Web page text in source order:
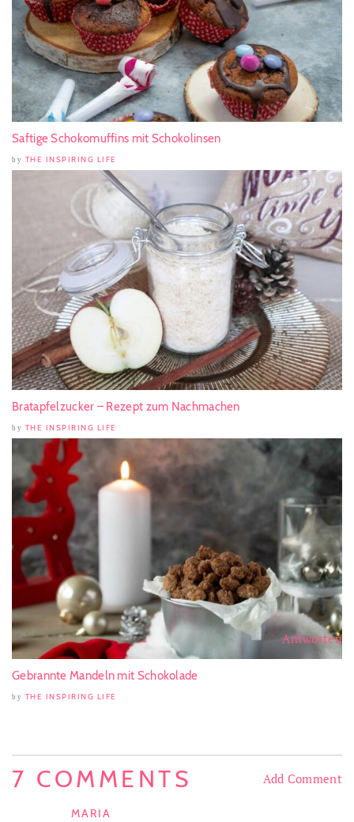
Saftige Schokomuffins mit Schokolinsen
by THE INSPIRING LIFE
Bratapfelzucker – Rezept zum Nachmachen
by THE INSPIRING LIFE
Gebrannte Mandeln mit Schokolade
by THE INSPIRING LIFE
7 COMMENTS Add Comment
MARIA
Antworten